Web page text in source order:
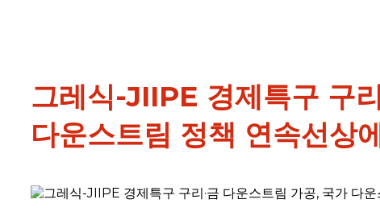
그레식-JIIPE 경제특구 구
다운스트림 정책 연속선상